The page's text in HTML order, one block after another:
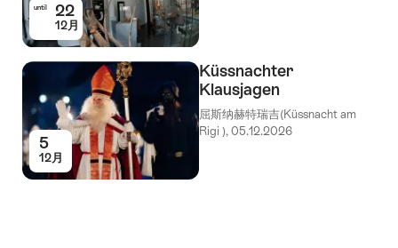
until 22
12月
5
12月
Küssnachter
Klausjagen
屈斯纳赫特瑞吉(Küssnacht am
Rigi ), 05.12.2026